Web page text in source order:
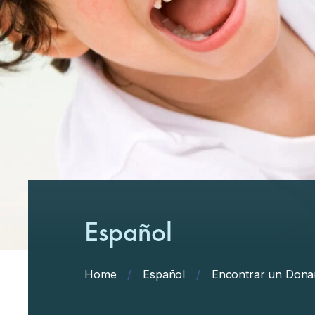
Español
Home / Español / Encontrar un